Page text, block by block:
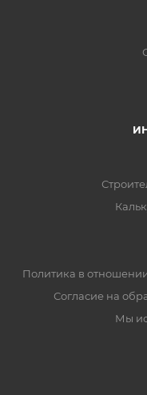
Политика в
Согласие на
Мы